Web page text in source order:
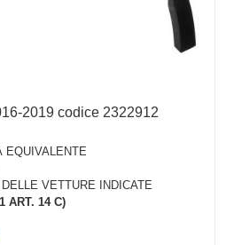
2019 codice 2322912
EQUIVALENTE
VETTURE INDICATE
ART. 14 C)